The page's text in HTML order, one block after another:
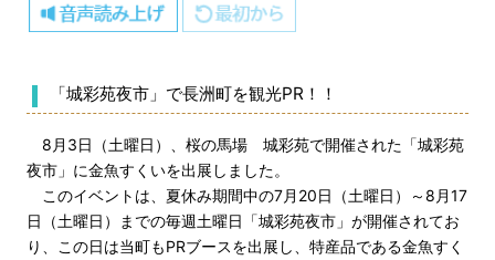
「城彩苑夜市」で長洲町を観光PR！！
8月3日（土曜日）、桜の馬場 城彩苑で開催された「城彩苑
夜市」に金魚すくいを出展しました。
このイベントは、夏休み期間中の7月20日（土曜日）～8月17
日（土曜日）までの毎週土曜日「城彩苑夜市」が開催されてお
り、この日は当町もPRブースを出展し、特産品である金魚すく